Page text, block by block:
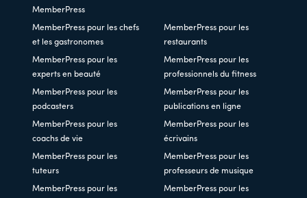
MemberPress
MemberPress pour les chefs
et les gastronomes
MemberPress pour les
restaurants
MemberPress pour les
experts en beauté
MemberPress pour les
professionnels du fitness
MemberPress pour les
podcasters
MemberPress pour les
publications en ligne
MemberPress pour les
coachs de vie
MemberPress pour les
écrivains
MemberPress pour les
tuteurs
MemberPress pour les
professeurs de musique
MemberPress pour les
MemberPress pour les